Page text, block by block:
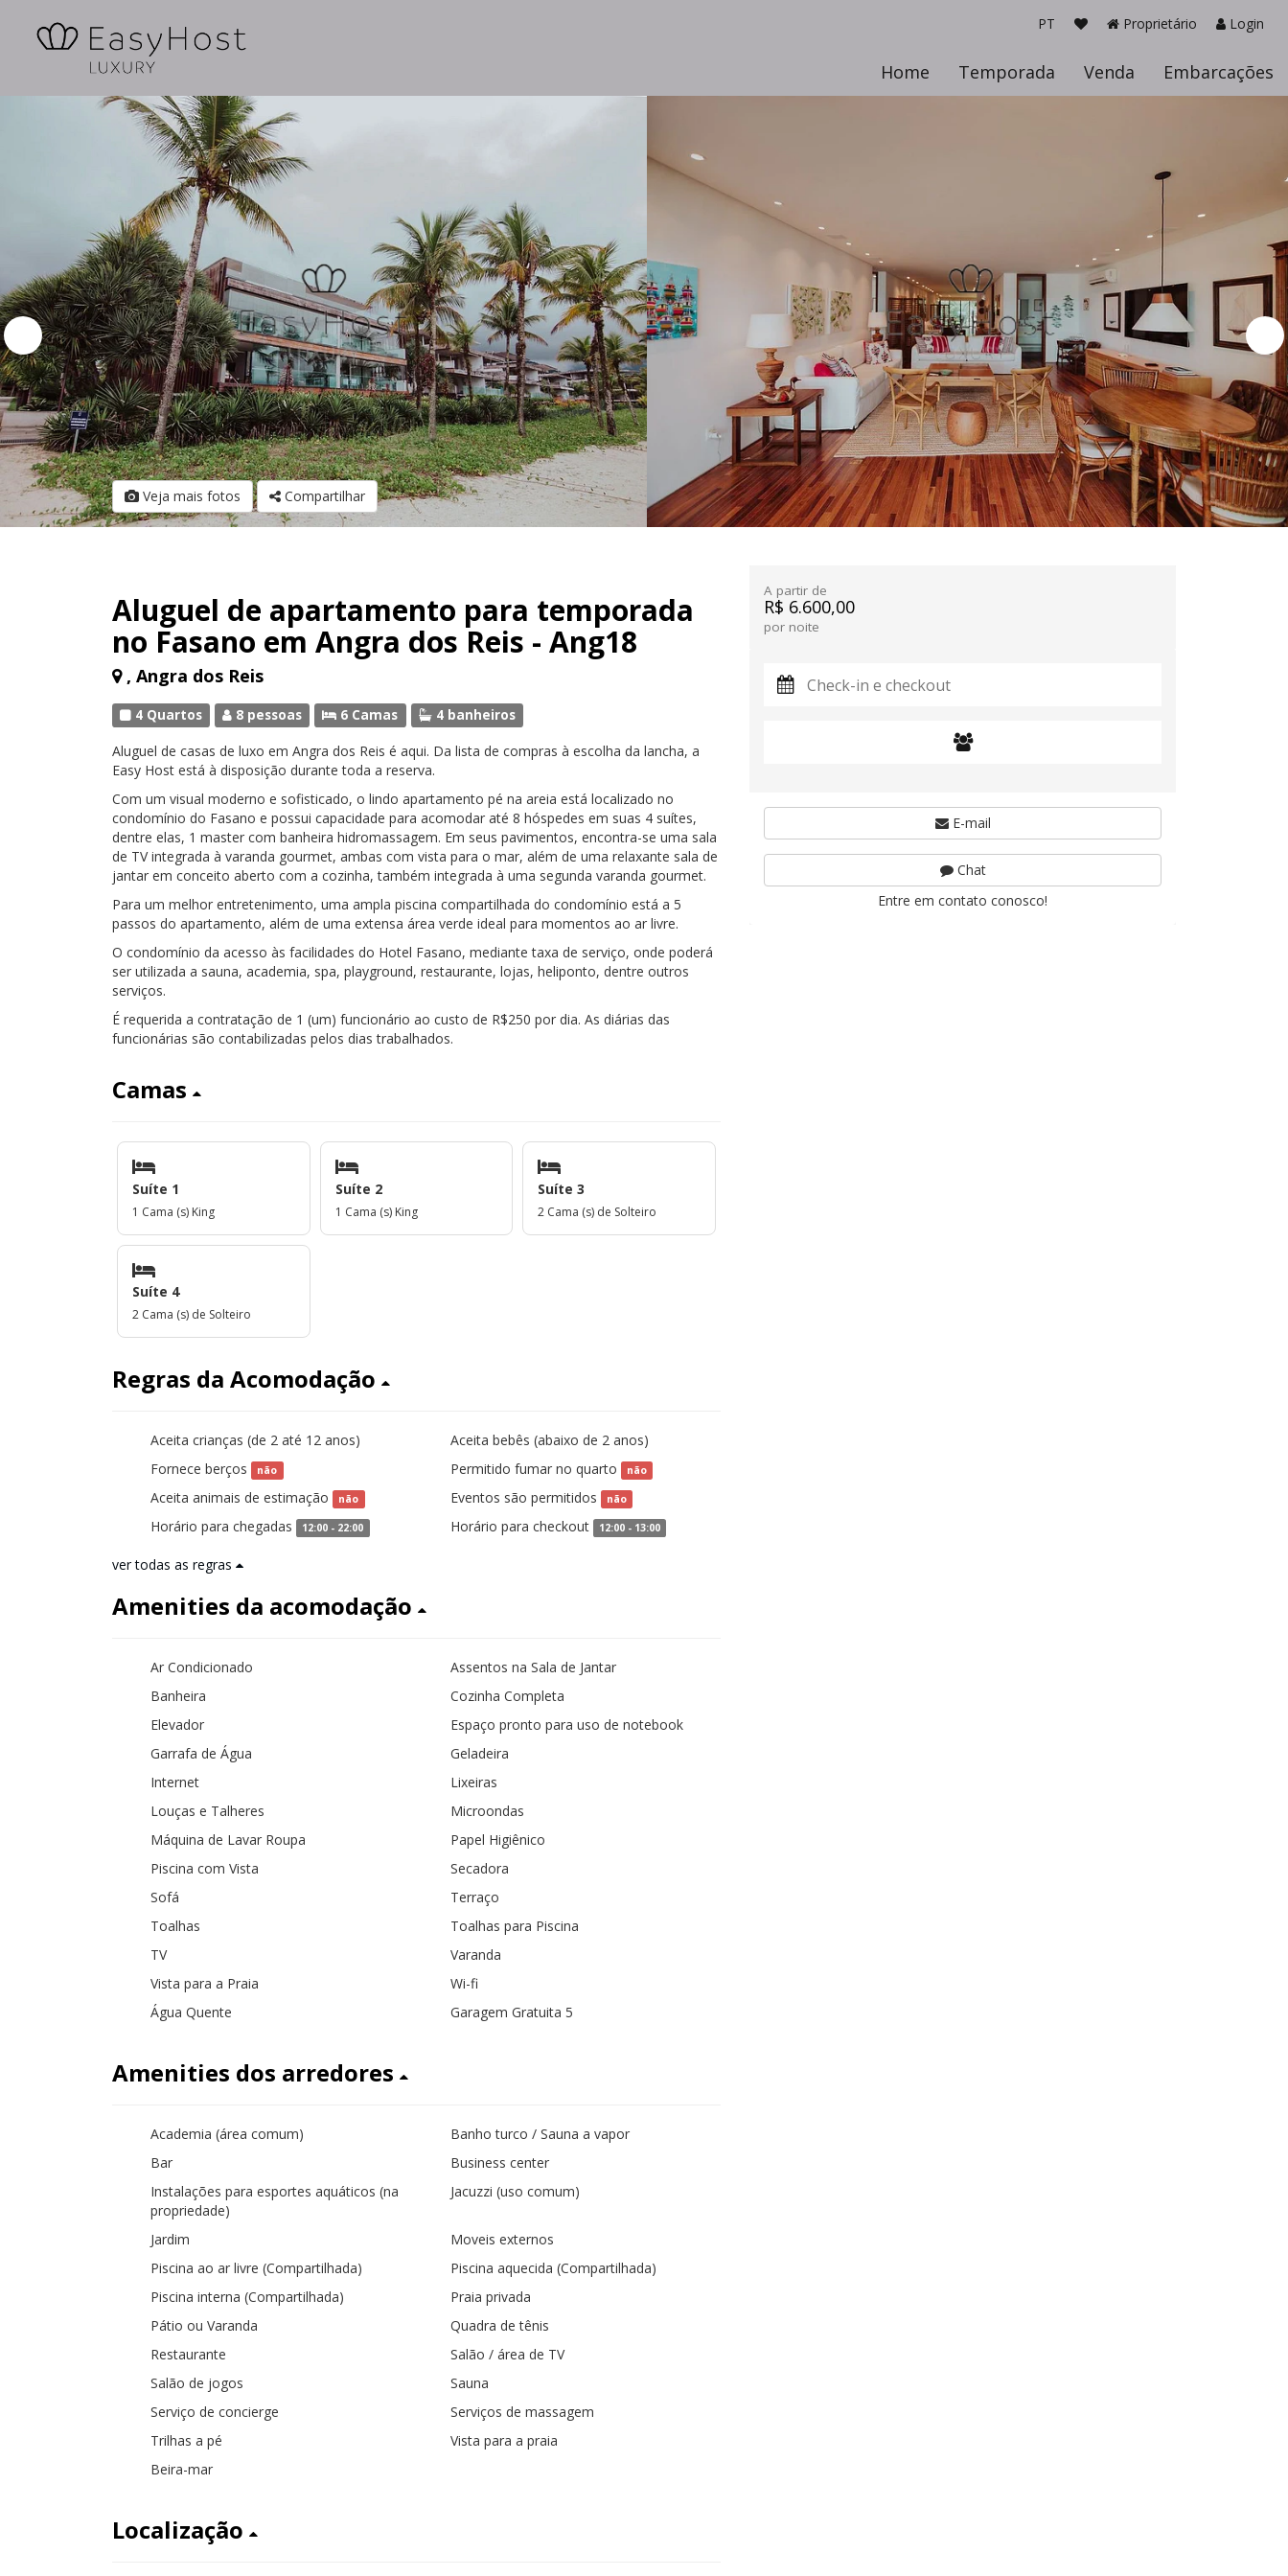
PT Proprietário Login
Home Temporada Venda Embarcações
Veja mais fotos Compartilhar
Aluguel de apartamento para temporada
no Fasano em Angra dos Reis - Ang18
, Angra dos Reis
4 Quartos 8 pessoas 6 Camas 4 banheiros
Aluguel de casas de luxo em Angra dos Reis é aqui. Da lista de compras à escolha da lancha, a
Easy Host está à disposição durante toda a reserva.
Com um visual moderno e sofisticado, o lindo apartamento pé na areia está localizado no
condomínio do Fasano e possui capacidade para acomodar até 8 hóspedes em suas 4 suítes,
dentre elas, 1 master com banheira hidromassagem. Em seus pavimentos, encontra-se uma sala
de TV integrada à varanda gourmet, ambas com vista para o mar, além de uma relaxante sala de
jantar em conceito aberto com a cozinha, também integrada à uma segunda varanda gourmet.
Para um melhor entretenimento, uma ampla piscina compartilhada do condomínio está a 5
passos do apartamento, além de uma extensa área verde ideal para momentos ao ar livre.
O condomínio da acesso às facilidades do Hotel Fasano, mediante taxa de serviço, onde poderá
ser utilizada a sauna, academia, spa, playground, restaurante, lojas, heliponto, dentre outros
serviços.
É requerida a contratação de 1 (um) funcionário ao custo de R$250 por dia. As diárias das
funcionárias são contabilizadas pelos dias trabalhados.
Camas
Suíte 1
1 Cama (s) King
Suíte 2
1 Cama (s) King
Suíte 3
2 Cama (s) de Solteiro
Suíte 4
2 Cama (s) de Solteiro
Regras da Acomodação
Aceita crianças (de 2 até 12 anos) Aceita bebês (abaixo de 2 anos)
Fornece berços não Permitido fumar no quarto não
Aceita animais de estimação não Eventos são permitidos não
Horário para chegadas 12:00 - 22:00 Horário para checkout 12:00 - 13:00
ver todas as regras
Amenities da acomodação
Ar Condicionado
Assentos na Sala de Jantar
Banheira
Cozinha Completa
Elevador
Espaço pronto para uso de notebook
Garrafa de Água
Geladeira
Internet
Lixeiras
Louças e Talheres
Microondas
Máquina de Lavar Roupa
Papel Higiênico
Piscina com Vista
Secadora
Sofá
Terraço
Toalhas
Toalhas para Piscina
TV
Varanda
Vista para a Praia
Wi-fi
Água Quente
Garagem Gratuita 5
Amenities dos arredores
Academia (área comum)
Banho turco / Sauna a vapor
Bar
Business center
Instalações para esportes aquáticos (na
propriedade)
Jacuzzi (uso comum)
Jardim
Moveis externos
Piscina ao ar livre (Compartilhada)
Piscina aquecida (Compartilhada)
Piscina interna (Compartilhada)
Praia privada
Pátio ou Varanda
Quadra de tênis
Restaurante
Salão / área de TV
Salão de jogos
Sauna
Serviço de concierge
Serviços de massagem
Trilhas a pé
Vista para a praia
Beira-mar
Localização
A partir de
R$ 6.600,00
por noite
E-mail
Chat
Entre em contato conosco!